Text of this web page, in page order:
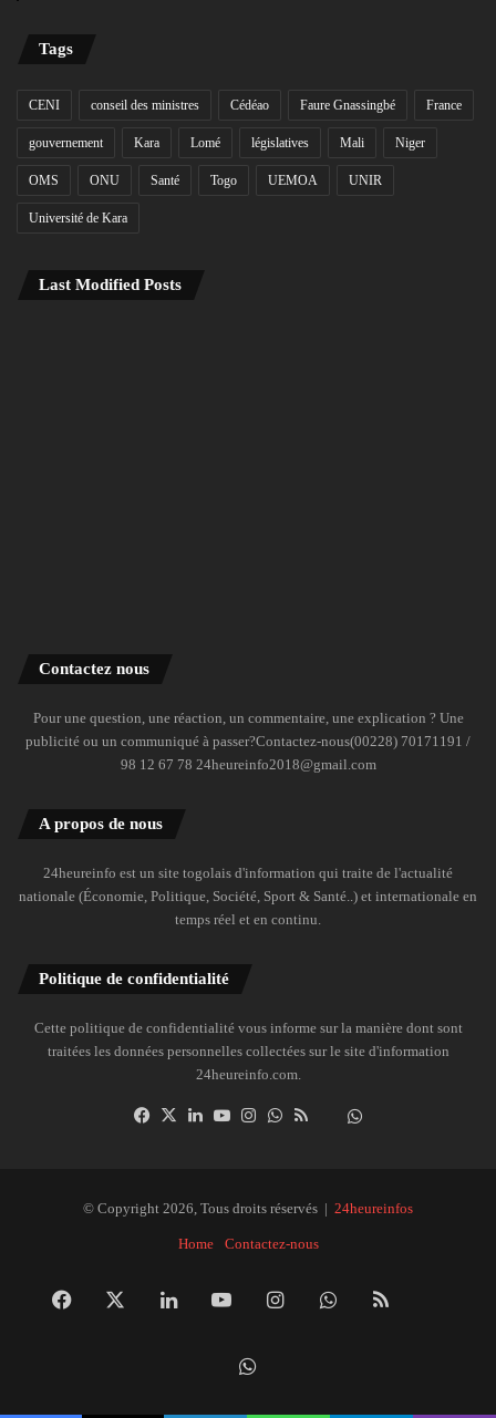
Tags
CENI conseil des ministres Cédéao Faure Gnassingbé France
gouvernement Kara Lomé législatives Mali Niger
OMS ONU Santé Togo UEMOA UNIR
Université de Kara
Last Modified Posts
Contactez nous
Pour une question, une réaction, un commentaire, une explication ? Une
publicité ou un communiqué à passer?Contactez-nous(00228) 70171191 /
98 12 67 78 24heureinfo2018@gmail.com
A propos de nous
24heureinfo est un site togolais d'information qui traite de l'actualité
nationale (Économie, Politique, Société, Sport & Santé..) et internationale en
temps réel et en continu.
Politique de confidentialité
Cette politique de confidentialité vous informe sur la manière dont sont
traitées les données personnelles collectées sur le site d'information
24heureinfo.com.
Facebook
X LinkedinYouTubeInstagramWhatsAppDailymotion
© Copyright 2026, Tous droits réservés | 24heureinfos
Home Contactez-nous
Facebook LinkedinYouTubeInstagramWhatsApp
RSS